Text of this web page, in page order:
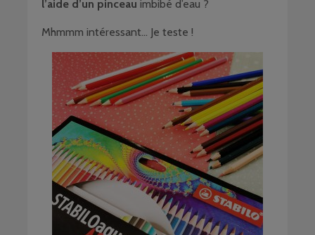
l’aide d’un pinceau imbibé d’eau ?
Mhmmm intéressant… Je teste !